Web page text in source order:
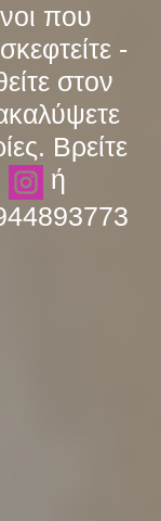
που
-
στον
Βρείτε
ή